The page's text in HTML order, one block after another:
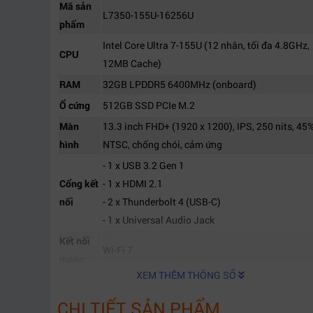
Mã sản
phẩm
L7350-155U-16256U
CPU
Intel Core Ultra 7-155U (12 nhân, tối đa 4.8GHz,
12MB Cache)
RAM
32GB LPDDR5 6400MHz (onboard)
Ổ cứng
512GB SSD PCIe M.2
Màn
hình
13.3 inch FHD+ (1920 x 1200), IPS, 250 nits,
NTSC, chống chói, cảm ứng
Cổng kết
nối
- 1 x USB 3.2 Gen 1
- 1 x HDMI 2.1
- 2 x Thunderbolt 4 (USB-C)
- 1 x Universal Audio Jack
Kết nối
XEM THÊM THÔNG SỐ